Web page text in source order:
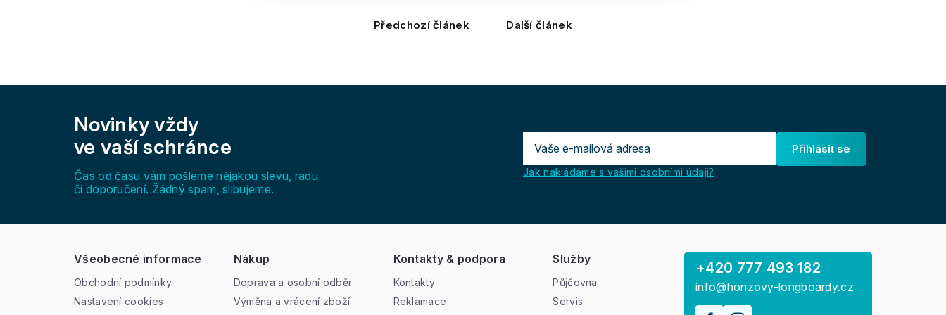
Předchozí článek Další článek
Novinky vždy
ve vaší schránce
Čas od času vám pošleme nějakou slevu, radu
či doporučení. Žádný spam, slibujeme.
Přihlásit se
Jak nakládáme s vašimi osobními údaji?
Všeobecné informace
Obchodní podmínky
Nastavení cookies
Nákup
Doprava a osobní odběr
Výměna a vrácení zboží
Kontakty & podpora
Kontakty
Reklamace
Služby
Půjčovna
Servis
+420 777 493 182
info@honzovy-longboardy.cz